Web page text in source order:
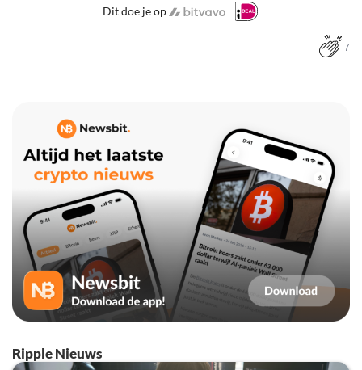
Dit doe je op
7
Ripple Nieuws